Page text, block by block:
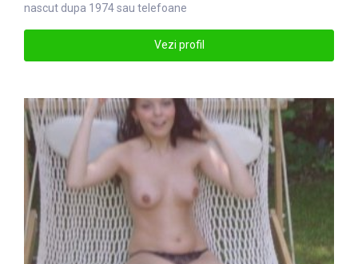
nascut dupa 1974 sau telefoane
Vezi profil